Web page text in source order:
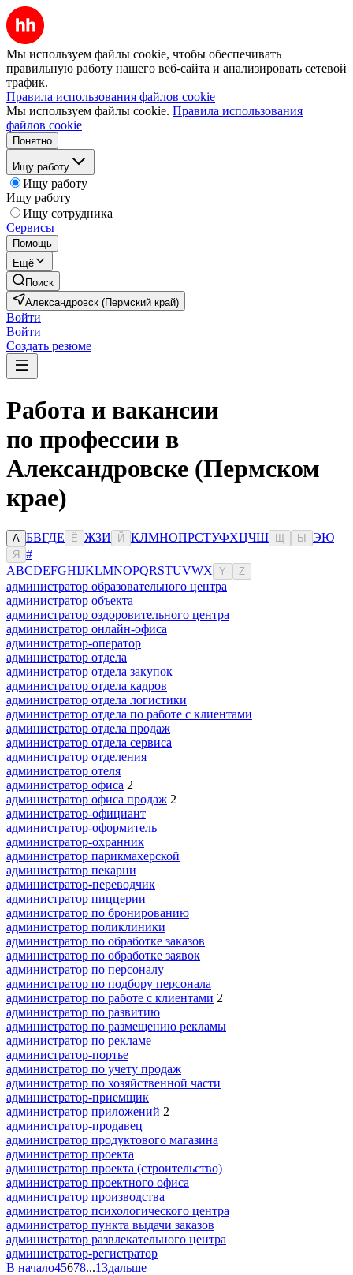
Мы используем файлы cookie, чтобы обеспечивать
правильную работу нашего веб-сайта и анализировать сетевой
трафик.
Правила использования файлов cookie
Мы используем файлы cookie. Правила использования
файлов cookie
Понятно
Ищу работу
Ищу работу
Ищу работу
Ищу сотрудника
Сервисы
Помощь
Ещё
Поиск
Александровск (Пермский край)
Войти
Войти
Создать резюме
Работа и вакансии
по профессии в
Александровске (Пермском
крае)
А БВГДЕ Ё ЖЗИ Й КЛМНОПРСТУФХЦЧШ Ы ЭЮ
Я
#
ABCDEFGHIJKLMNOPQRSTUVWX Y Z
администратор образовательного центра
администратор объекта
администратор оздоровительного центра
администратор онлайн-офиса
администратор-оператор
администратор отдела
администратор отдела закупок
администратор отдела кадров
администратор отдела логистики
администратор отдела по работе с клиентами
администратор отдела продаж
администратор отдела сервиса
администратор отделения
администратор отеля
администратор офиса 2
администратор офиса продаж 2
администратор-официант
администратор-оформитель
администратор-охранник
администратор парикмахерской
администратор пекарни
администратор-переводчик
администратор пиццерии
администратор по бронированию
администратор поликлиники
администратор по обработке заказов
администратор по обработке заявок
администратор по персоналу
администратор по подбору персонала
администратор по работе с клиентами 2
администратор по развитию
администратор по размещению рекламы
администратор по рекламе
администратор-портье
администратор по учету продаж
администратор по хозяйственной части
администратор-приемщик
администратор приложений 2
администратор-продавец
администратор продуктового магазина
администратор проекта
администратор проекта (строительство)
администратор проектного офиса
администратор производства
администратор психологического центра
администратор пункта выдачи заказов
администратор развлекательного центра
администратор-регистратор
В начало45678...13дальше